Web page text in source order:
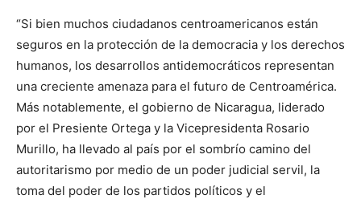
“Si bien muchos ciudadanos centroamericanos están
seguros en la protección de la democracia y los derechos
humanos, los desarrollos antidemocráticos representan
una creciente amenaza para el futuro de Centroamérica.
Más notablemente, el gobierno de Nicaragua, liderado
por el Presiente Ortega y la Vicepresidenta Rosario
Murillo, ha llevado al país por el sombrío camino del
autoritarismo por medio de un poder judicial servil, la
toma del poder de los partidos políticos y el